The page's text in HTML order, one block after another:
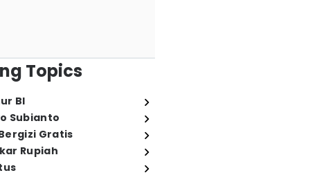
Topics
BI
Subianto
Gratis
Rupiah